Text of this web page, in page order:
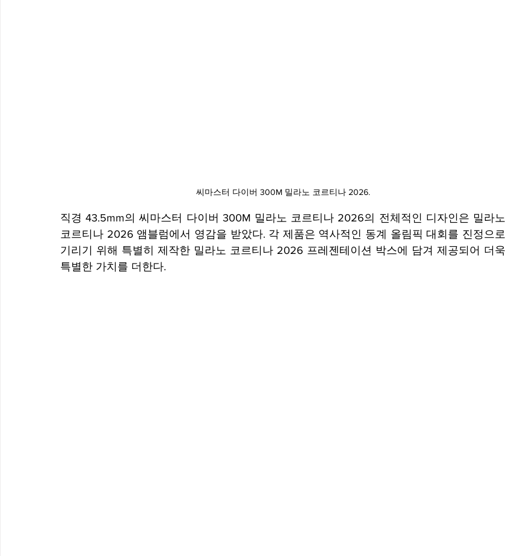
씨마스터 다이버 300M 밀라노 코르티나 2026.
직경 43.5mm의 씨마스터 다이버 300M 밀라노 코르티나 2026의 전체적인 디자인은 밀라노
코르티나 2026 앰블럼에서 영감을 받았다. 각 제품은 역사적인 동계 올림픽 대회를 진정으로
기리기 위해 특별히 제작한 밀라노 코르티나 2026 프레젠테이션 박스에 담겨 제공되어 더욱
특별한 가치를 더한다.